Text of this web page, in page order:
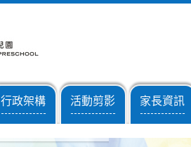
行政架構
-------------
活動剪影
-------------
家長資訊
-------------